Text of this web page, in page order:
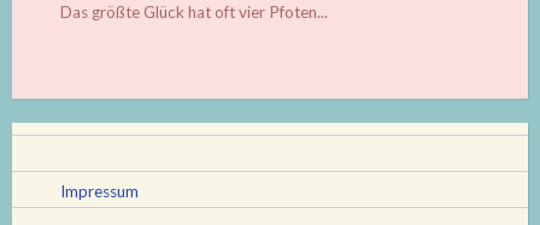
Das größte Glück hat oft vier Pfoten...
Impressum